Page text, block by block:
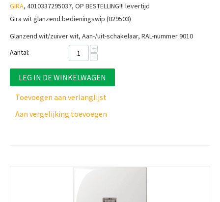
GIRA, 4010337295037, OP BESTELLING!!! levertijd
Gira wit glanzend bedieningswip (029503)
Glanzend wit/zuiver wit, Aan-/uit-schakelaar, RAL-nummer 9010
Aantal:
+
−
LEG IN DE WINKELWAGEN
Toevoegen aan verlanglijst
Aan vergelijking toevoegen